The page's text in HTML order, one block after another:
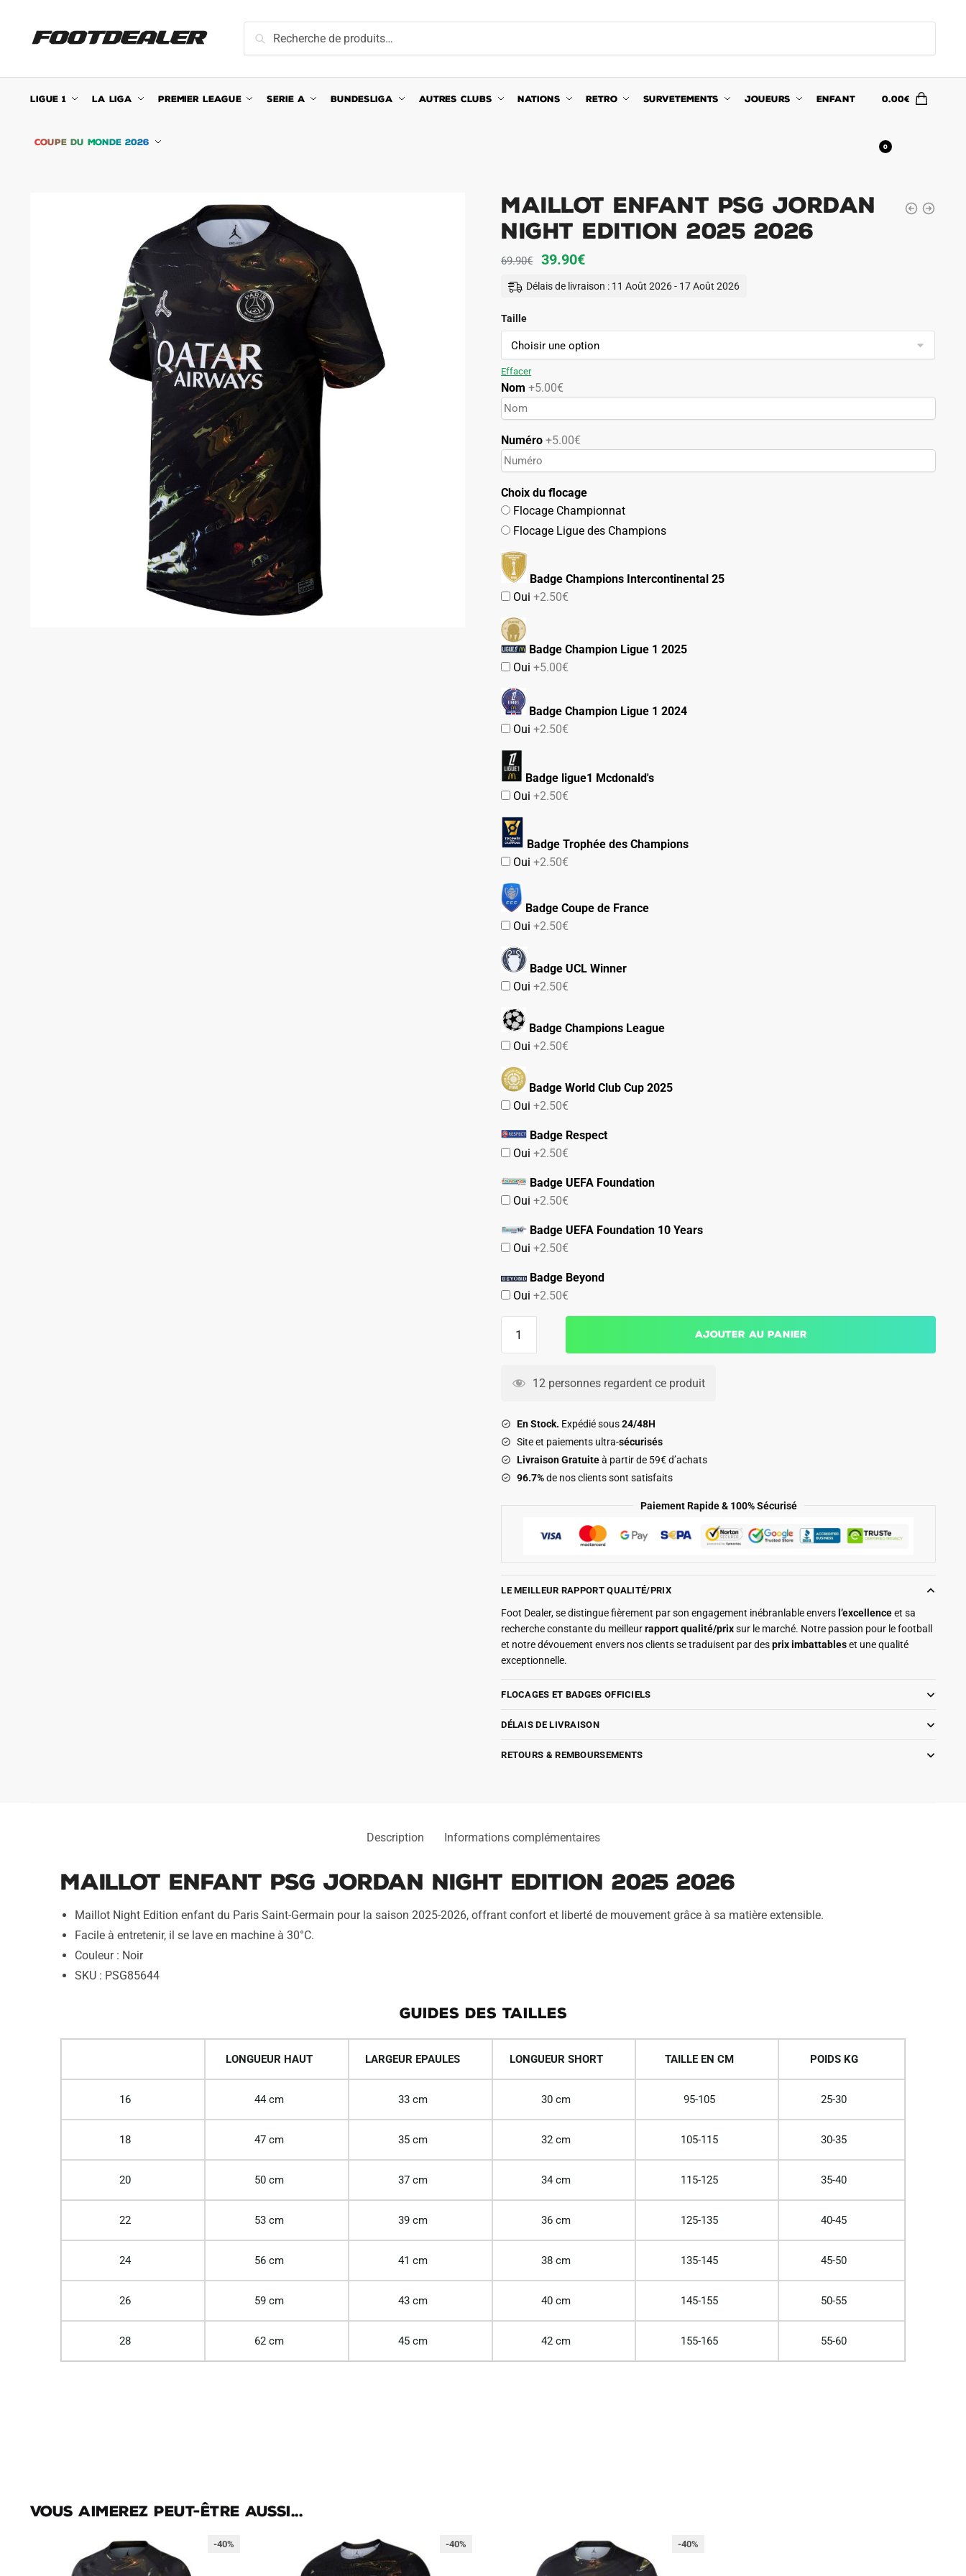
navigation
content
pour :
Recherche
LIGUE 1 LA LIGA PREMIER LEAGUE SERIE A BUNDESLIGA AUTRES CLUBS NATIONS RETRO SURVETEMENTS JOUEURS ENFANT
COUPE DU MONDE 2026
0.00€
0
Maillot Enfant PSG Jordan
Night Edition 2025 2026
69.90€
Le
prix
69.90€.
39.90€Le
prix
39.90€.
Délais de livraison : 11 Août 2026 - 17 Août 2026
Taille
Effacer
Nom +5.00€
Numéro+5.00€
Choix du flocage
Flocage Championnat
Flocage Ligue des Champions
Badge Champions Intercontinental 25
Oui+2.50€
Badge Champion Ligue 1 2025
Oui+5.00€
Badge Champion Ligue 1 2024
Oui+2.50€
Badge ligue1 Mcdonald's
Oui+2.50€
Badge Trophée des Champions
Oui+2.50€
Badge Coupe de France
Oui+2.50€
Badge UCL Winner
Oui+2.50€
Badge Champions League
Oui+2.50€
Badge World Club Cup 2025
Oui+2.50€
Badge Respect
Oui+2.50€
Badge UEFA Foundation
Oui+2.50€
Badge UEFA Foundation 10 Years
Oui+2.50€
Badge Beyond
Oui+2.50€
Enfant
Night
Edition
2025
2026
Ajouter au panier
12 personnes regardent ce produit
En Stock. Expédié sous24/48H
Site et paiements ultra-sécurisés
Livraison Gratuiteà partir de 59€ d’achats
96.7%de nos clients sont satisfaits
Paiement Rapide & 100% Sécurisé
LE MEILLEUR RAPPORT QUALITÉ/PRIX
Foot Dealer, se distingue fièrement par son engagement inébranlable envers l’excellenceet sa
recherche constante du meilleurrapport qualité/prixsur le marché. Notre passion pour le football
et notre dévouement envers nos clients se traduisent par desprix imbattableset une qualité
exceptionnelle.
FLOCAGES ET BADGES OFFICIELS
DÉLAIS DE LIVRAISON
RETOURS & REMBOURSEMENTS
Description Informations complémentaires
Maillot Enfant PSG Jordan Night Edition 2025 2026
Maillot Night Edition enfant du Paris Saint-Germain pour la saison 2025-2026, offrant confort et liberté de mouvement grâce à sa matière extensible.
Facile à entretenir, il se lave en machine à 30°C.
Couleur : Noir
SKU : PSG85644
GUIDES DES TAILLES
LONGUEUR HAUT LARGEUR EPAULES LONGUEUR SHORT TAILLE EN CM POIDS KG
16 44 cm 33 cm 30 cm 95-105 25-30
18 47 cm 35 cm 32 cm 105-115 30-35
20 50 cm 37 cm 34 cm 115-125 35-40
22 53 cm 39 cm 36 cm 125-135 40-45
24 56 cm 41 cm 38 cm 135-145 45-50
26 59 cm 43 cm 40 cm 145-155 50-55
28 62 cm 45 cm 42 cm 155-165 55-60
Vous aimerez peut-être aussi...
-40% -40% -40%